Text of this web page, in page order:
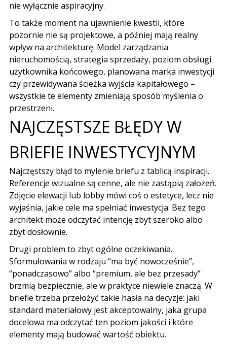
nie wyłącznie aspiracyjny.
To także moment na ujawnienie kwestii, które
pozornie nie są projektowe, a później mają realny
wpływ na architekturę. Model zarządzania
nieruchomością, strategia sprzedaży, poziom obsługi
użytkownika końcowego, planowana marka inwestycji
czy przewidywana ścieżka wyjścia kapitałowego –
wszystkie te elementy zmieniają sposób myślenia o
przestrzeni.
NAJCZĘSTSZE BŁĘDY W
BRIEFIE INWESTYCYJNYM
Najczęstszy błąd to mylenie briefu z tablicą inspiracji.
Referencje wizualne są cenne, ale nie zastąpią założeń.
Zdjęcie elewacji lub lobby mówi coś o estetyce, lecz nie
wyjaśnia, jakie cele ma spełniać inwestycja. Bez tego
architekt może odczytać intencję zbyt szeroko albo
zbyt dosłownie.
Drugi problem to zbyt ogólne oczekiwania.
Sformułowania w rodzaju “ma być nowocześnie”,
“ponadczasowo” albo “premium, ale bez przesady”
brzmią bezpiecznie, ale w praktyce niewiele znaczą. W
briefie trzeba przełożyć takie hasła na decyzje: jaki
standard materiałowy jest akceptowalny, jaka grupa
docelowa ma odczytać ten poziom jakości i które
elementy mają budować wartość obiektu.